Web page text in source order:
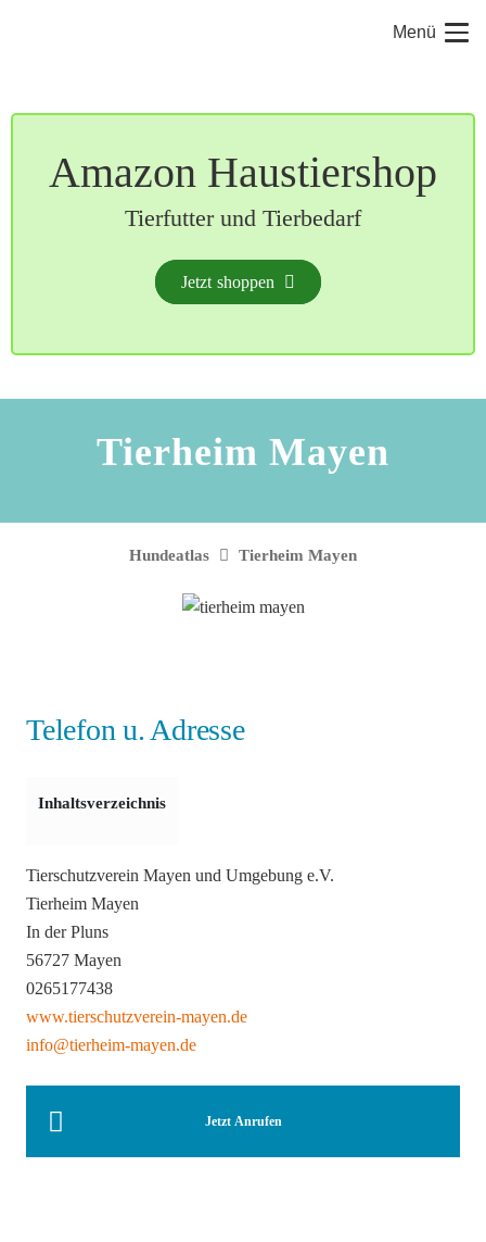
Menü
Amazon Haustiershop
Tierfutter und Tierbedarf
Jetzt shoppen
Tierheim Mayen
Hundeatlas Tierheim Mayen
Telefon u. Adresse
Inhaltsverzeichnis
Tierschutzverein Mayen und Umgebung e.V.
Tierheim Mayen
In der Pluns
56727 Mayen
0265177438
www.tierschutzverein-mayen.de
info@tierheim-mayen.de
Jetzt Anrufen